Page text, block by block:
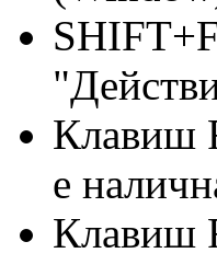
Клавиш
е
Клавиш